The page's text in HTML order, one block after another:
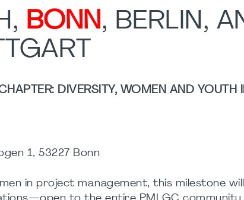
BONN, BERLIN,
DIVERSITY, WOMEN AND YOUTH
1, 53227 Bonn
in project management, this milestone